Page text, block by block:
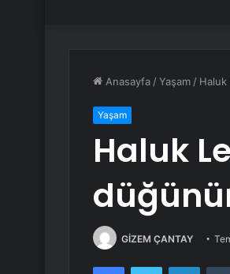
Anasayfa /Yaşam /
Yaşam
Haluk
GİZEM ÇANTAY
FacebookTwitter